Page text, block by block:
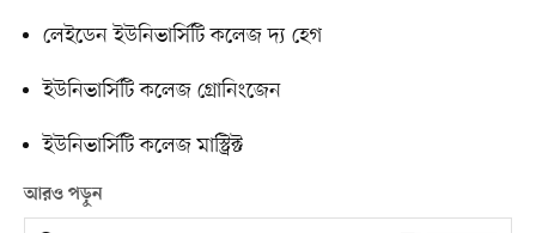
লেইডেন ইউনিভার্সিটি কলেজ দ্য হেগ
ইউনিভার্সিটি কলেজ গ্রোনিংজেন
ইউনিভার্সিটি কলেজ মাস্ট্রিক্ট
আরও পড়ুন